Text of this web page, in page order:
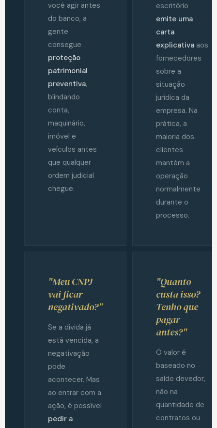
você agir antes
do banco, a
gente
consegue
proteção
patrimonial
preventiva,
blindando
conta,
maquinário,
imóvel e
veículos antes
que qualquer
ordem judicial
chegue.
escritório
emite uma
carta
explicativa aos
fornecedores
sobre a
situação
jurídica da
empresa. Na
prática, a
maioria dos
clientes
mantém a
operação
normalmente
durante o
processo.
"Meu CNPJ
vai ficar
negativado?"
Se a dívida já
está vencida, a
negativação
pode
acontecer. Mas
ao entrar com a
ação, é possível
pedir a
"Quanto
custa isso?
Tenho que
pagar
antes?"
O valor é
baseado no
saldo devedor,
não na
quantidade de
contratos ou